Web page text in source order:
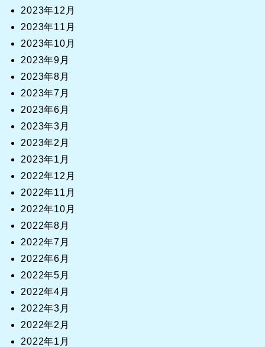
2023年12月
2023年11月
2023年10月
2023年9月
2023年8月
2023年7月
2023年6月
2023年3月
2023年2月
2023年1月
2022年12月
2022年11月
2022年10月
2022年8月
2022年7月
2022年6月
2022年5月
2022年4月
2022年3月
2022年2月
2022年1月